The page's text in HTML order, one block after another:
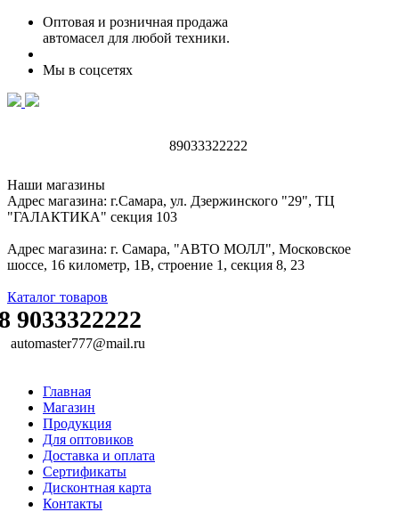
Оптовая и розничная продажа
автомасел для любой техники.
Мы в соцсетях
89033322222
Наши магазины
Адрес магазина: г.Самара, ул. Дзержинского "29", ТЦ
"ГАЛАКТИКА" секция 103
Адрес магазина: г. Самара, "АВТО МОЛЛ", Московское
шоссе, 16 километр, 1В, строение 1, секция 8, 23
Каталог товаров
9033322222
automaster777@mail.ru
Главная
Магазин
Продукция
Для оптовиков
Доставка и оплата
Сертификаты
Дисконтная карта
Контакты